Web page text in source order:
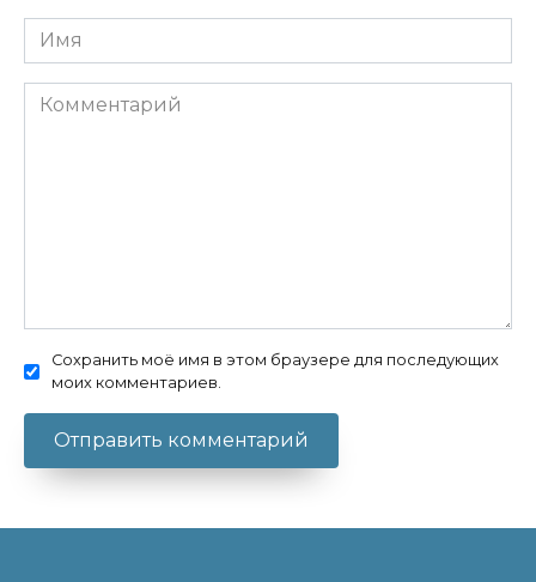
Имя
Комментарий
Сохранить моё имя в этом браузере для последующих
моих комментариев.